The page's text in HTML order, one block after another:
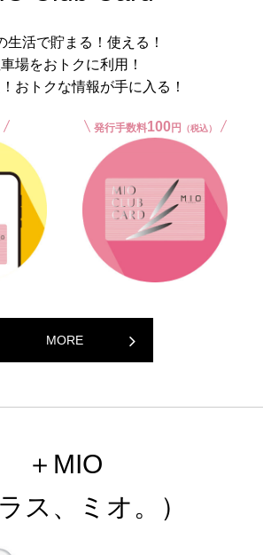
生活で貯まる！使える！
場をおトクに利用！
おトクな情報が手に入る！
発行手数料100円 （税込）
MORE
＋MIO
ス、ミオ。）